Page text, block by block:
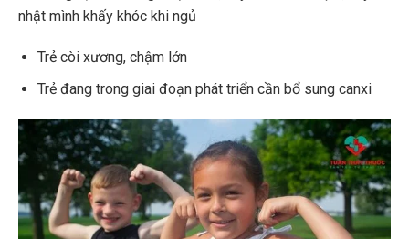
nhật mình khấy khóc khi ngủ
Trẻ còi xương, chậm lớn
Trẻ đang trong giai đoạn phát triển cần bổ sung canxi